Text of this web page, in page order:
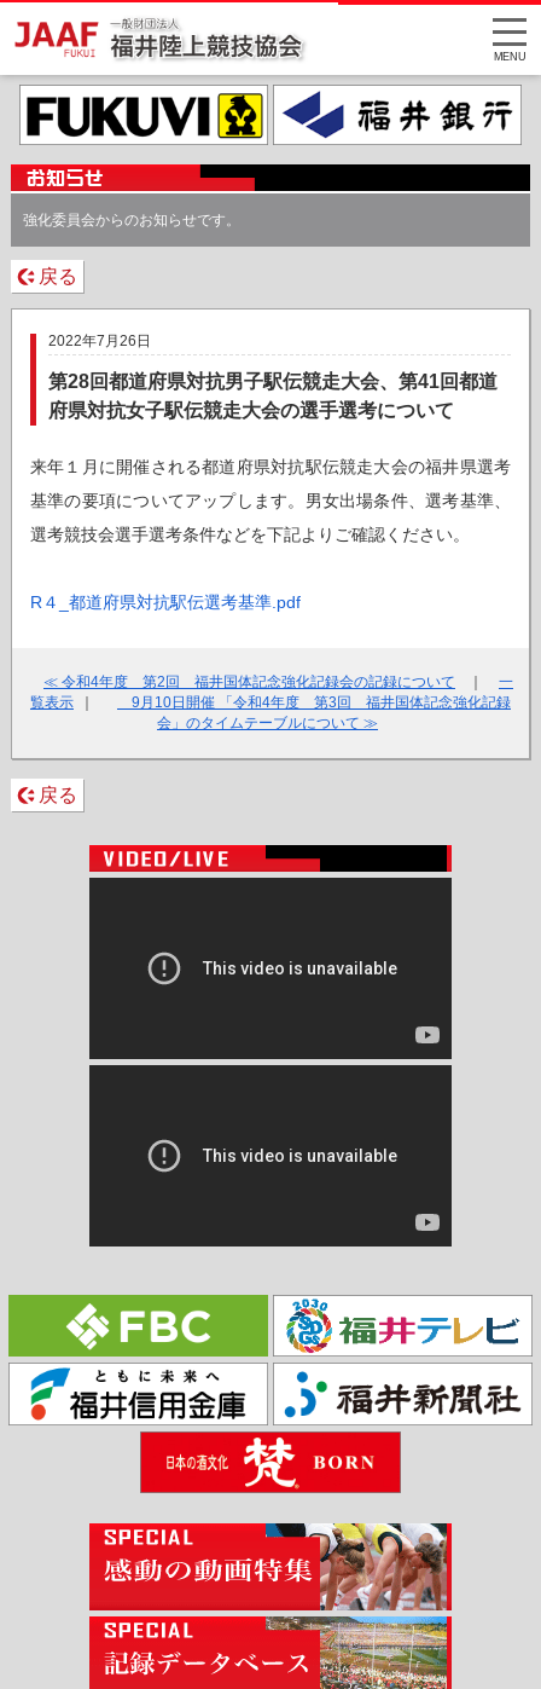
MENU
強化委員会からのお知らせです。
戻る
2022年7月26日
第28回都道府県対抗男子駅伝競走大会、第41回都道
府県対抗女子駅伝競走大会の選手選考について
来年１月に開催される都道府県対抗駅伝競走大会の福井県選考
基準の要項についてアップします。男女出場条件、選考基準、
選考競技会選手選考条件などを下記よりご確認ください。
R４_都道府県対抗駅伝選考基準.pdf
≪ 令和4年度 第2回 福井国体記念強化記録会の記録について ｜
一
覧表示
｜
9月10日開催 「令和4年度 第3回 福井国体記念強化記録
会」のタイムテーブルについて ≫
戻る